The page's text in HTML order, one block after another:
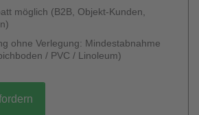
möglich (B2B, Objekt-Kunden,
ohne Verlegung: Mindestabnahme
/ PVC / Linoleum)